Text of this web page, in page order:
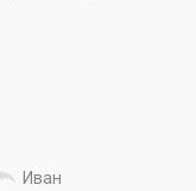
Иван